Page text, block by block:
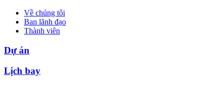
Về chúng tôi
Ban lãnh đạo
Thành viên
Dự án
Lịch bay